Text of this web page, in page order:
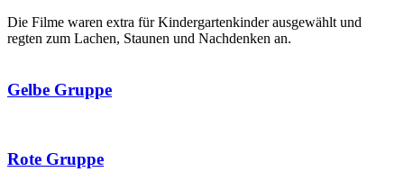
Die Filme waren extra für Kindergartenkinder ausgewählt und
regten zum Lachen, Staunen und Nachdenken an.
Gelbe Gruppe
Rote Gruppe